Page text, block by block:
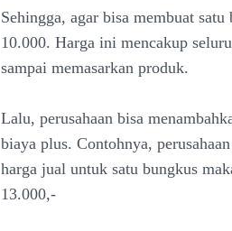
Sehingga, agar bisa membuat
10.000. Harga ini mencakup
sampai memasarkan produk.
Lalu, perusahaan bisa
biaya plus. Contohnya,
harga jual untuk satu bungkus
13.000,-